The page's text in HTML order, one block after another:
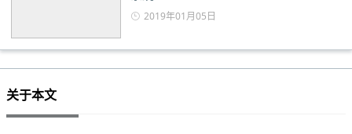
2019年01月05日
关于本文